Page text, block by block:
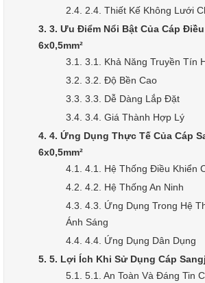
2.4. 2.4. Thiết Kế Không Lưới
3. 3. Ưu Điểm Nổi Bật Của Cáp
6x0,5mm²
3.1. 3.1. Khả Năng Truyền Tín
3.2. 3.2. Độ Bền Cao
3.3. 3.3. Dễ Dàng Lắp Đặt
3.4. 3.4. Giá Thành Hợp Lý
4. 4. Ứng Dụng Thực Tế Của Cáp
6x0,5mm²
4.1. 4.1. Hệ Thống Điều Khiển
4.2. 4.2. Hệ Thống An Ninh
4.3. 4.3. Ứng Dụng Trong Hệ
Ánh Sáng
4.4. 4.4. Ứng Dụng Dân Dụng
5. 5. Lợi Ích Khi Sử Dụng Cáp
5.1. 5.1. An Toàn Và Đáng Tin